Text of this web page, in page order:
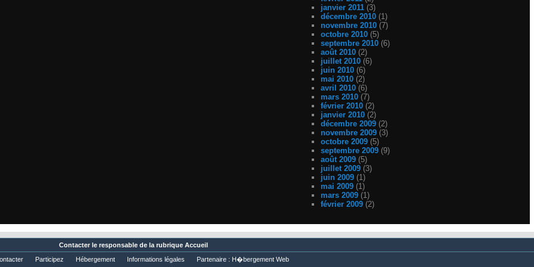
janvier 2011 (3)
décembre 2010 (1)
novembre 2010 (7)
octobre 2010 (5)
septembre 2010 (6)
août 2010 (2)
juillet 2010 (6)
juin 2010 (6)
mai 2010 (2)
avril 2010 (6)
mars 2010 (7)
février 2010 (2)
janvier 2010 (2)
décembre 2009 (2)
novembre 2009 (3)
octobre 2009 (5)
septembre 2009 (9)
août 2009 (5)
juillet 2009 (3)
juin 2009 (1)
mai 2009 (1)
mars 2009 (1)
février 2009 (2)
Contacter le responsable de la rubrique Accueil
Participez Hébergement Informations légales Partenaire : H�bergement Web